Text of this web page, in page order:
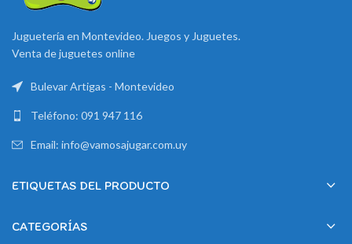
Juguetería en Montevideo. Juegos y Juguetes.
Venta de juguetes online
Bulevar Artigas - Montevideo
Teléfono: 091 947 116
Email: info@vamosajugar.com.uy
ETIQUETAS DEL PRODUCTO
CATEGORÍAS